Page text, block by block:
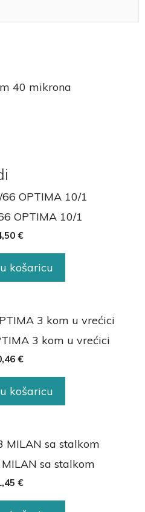
40 mikrona
OPTIMA 10/1
€
košaricu
3 kom u vrećici
€
košaricu
sa stalkom
€